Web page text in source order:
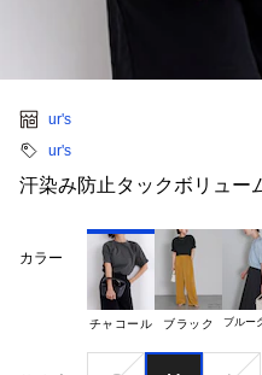
ur's
ur's
汗染み防止タックボリュー
カラー
チャコール ブラック ブルー